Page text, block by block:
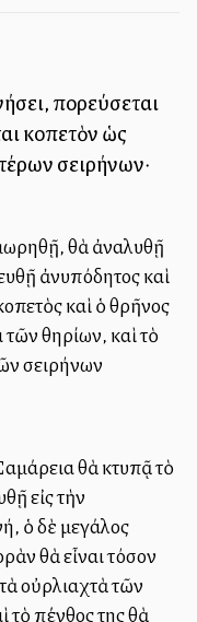
πορεύσεται
κοπετὸν ὡς
σειρήνων·
θὰ ἀναλυθῇ
ἀνυπόδητος καὶ
καὶ ὁ θρῆνος
θηρίων, καὶ τὸ
σειρήνων
θὰ κτυπᾷ τὸ
εἰς τὴν
ὁ δὲ μεγάλος
θὰ εἶναι τόσον
οὐρλιαχτὰ τῶν
τὸ πένθος της θὰ